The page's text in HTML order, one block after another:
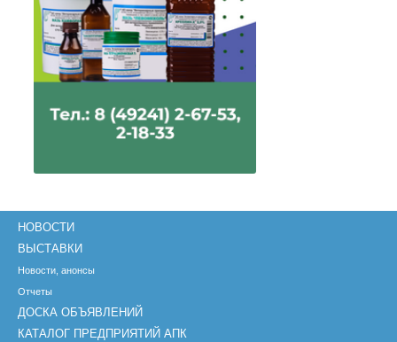
НОВОСТИ
ВЫСТАВКИ
Новости, анонсы
Отчеты
ДОСКА ОБЪЯВЛЕНИЙ
КАТАЛОГ ПРЕДПРИЯТИЙ АПК